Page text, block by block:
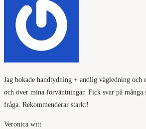
Jag bokade handtydning + andlig vägledning
och över mina förväntningar. Fick svar på många
fråga. Rekommenderar starkt!
Veronica witt